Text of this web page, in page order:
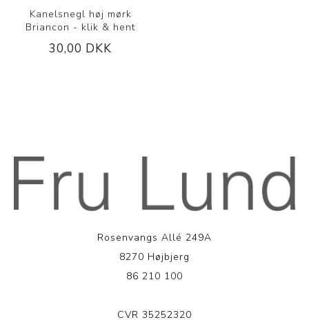
Kanelsnegl høj mørk
Briancon - klik & hent
30,00 DKK
Rosenvangs Allé 249A
8270 Højbjerg
86 210 100
CVR 35252320